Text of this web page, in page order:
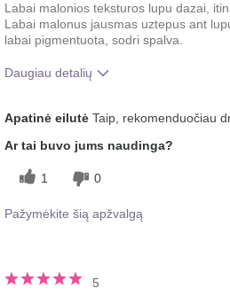
Labai malonios teksturos lupu dazai,
Labai malonus jausmas uztepus ant
labai pigmentuota, sodri spalva.
Daugiau detalių
atspalvis?
Kaip įvertintumėte šį produktą, jei
prekių ženklais?
Apatinė eilutė Taip, rekomenduočiau
Ar tai buvo jums naudinga?
1 0
Pažymėkite šią apžvalgą
5